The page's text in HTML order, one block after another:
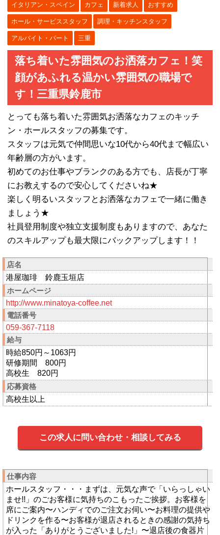
イタリアン・スペイン カフェ 新着求人 おすすめ
ホール・サービススタッフ 調理・キッチンスタッフ
アルバイト・パート 三重
落ち着いた雰囲気のお洒落カフェ！笑
顔があふれる温かい雰囲気の職場で
す！三重県鈴鹿市
とっても落ち着いた雰囲気お洒落なカフェのキッチ
ン・ホールスタッフの募集です。
スタッフは元気で仲間思いな10代から40代まで幅広い
年齢層の方がいます。
初めてのお仕事やブランクのある方でも、店長が丁寧
にお教えするので安心してくださいね★
楽しく明るいスタッフとお洒落なカフェで一緒に働き
ましょう★
社員登用制度や独立支援制度もありますので、あなた
のスキルアップも最大限にバックアップします！！
店名
港屋珈琲 鈴鹿玉垣店
ホームページ
http://www.minatoya-coffee.net
電話番号
059-367-7118
給与
時給850円～1063円
研修期間 800円
高校生 820円
応募資格
高校生以上
この求人に問い合わせ・相談してみる
仕事内容
ホールスタッフ・・・まずは、元気な声で「いらっしゃい
ませ!!」のごお客様に気持ちのこもったご挨拶。お客様を
席にご案内〜ハンディでのご注文お伺い〜お料理の提供や
ドリンクを作る〜お客様が退店されるときの感謝の気持ち
が入った「ありがとうございました!」〜退店後の食器片